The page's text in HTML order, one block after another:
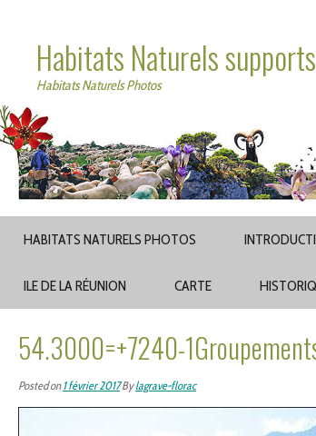
Habitats Naturels
Habitats Naturels Photos
HABITATS NATURELS PHOTOS
ILE DE LA RÉUNION CARTE
54.3000=+7240-
Posted on1 février 2017Bylagrave-florac